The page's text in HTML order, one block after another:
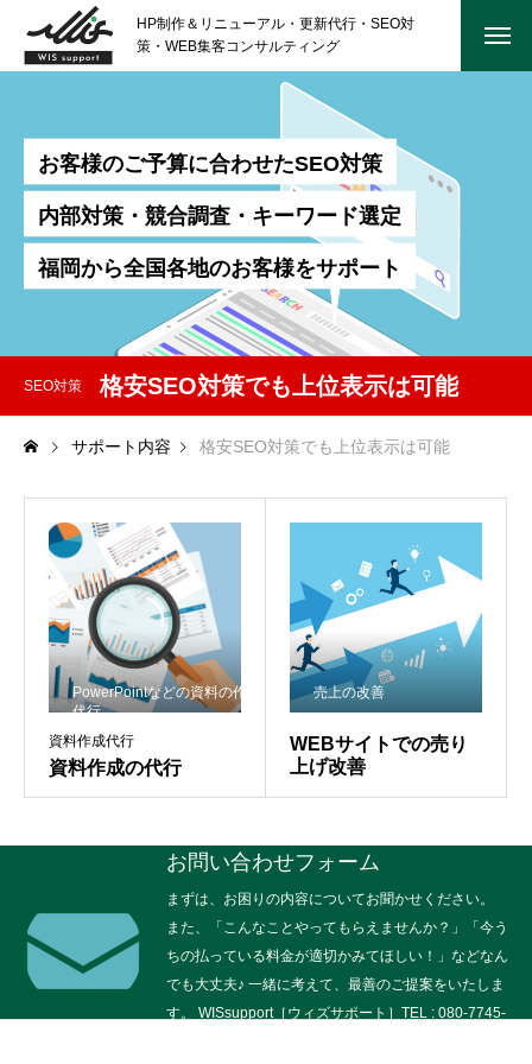
HP制作＆リニューアル・更新代行・SEO対
策・WEB集客コンサルティング
ウィズサポート HOME
私たちについて
WISsupportブログ
お問い合わせフォーム お気軽にどうぞ
お客様のご予算に合わせたSEO対策
内部対策 ・ 競合調査 ・ キーワー ド選定
福岡から全国各地のお客様をサポー ト
SEO対策 格安SEO対策でも上位表示は可能
サポート内容 格安SEO対策でも上位表示は可能
資料作成代行
資料作成の代行
PowerPointなどの資料の作成
代行
WEBサイトでの売り
上げ改善
売上の改善
お問い合わせフォーム
まずは、お困りの内容についてお聞かせください。
また、「こんなことやってもらえませんか？」「今う
ちの払っている料金が適切かみてほしい！」などなん
でも大丈夫♪ 一緒に考えて、最善のご提案をいたしま
す。 WISsupport［ウィズサポート］TEL : 080-7745-